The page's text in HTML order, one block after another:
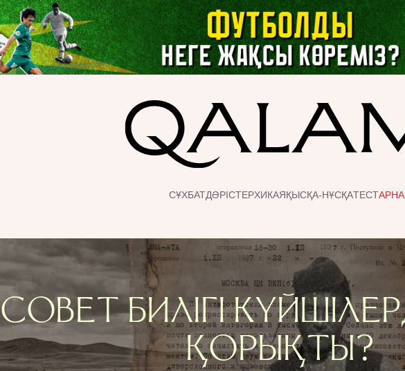
СҰХБАТДӘРІСТЕРХИКАЯҚЫСҚА-НҰСҚАТЕСТ
СОВЕТ БИЛІГІ
ҚОРЫҚТЫ?